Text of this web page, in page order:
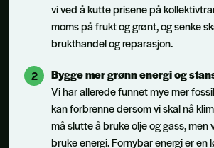
vi ved å kutte prisene på
moms på frukt og grønt, og senke
brukthandel og reparasjon.
Bygge mer grønn energi og
Vi har allerede funnet mye mer
kan forbrenne dersom vi skal nå
må slutte å bruke olje og gass, men
bruke energi. Fornybar energi er en